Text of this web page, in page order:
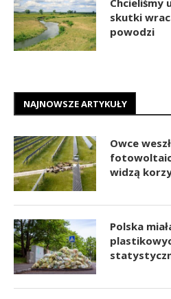
skutki
powodzi
NAJNOWSZE ARTYKUŁY
Owce
widzą
Polska